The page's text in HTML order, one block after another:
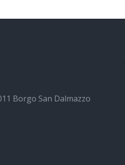
Borgo San Dalmazzo